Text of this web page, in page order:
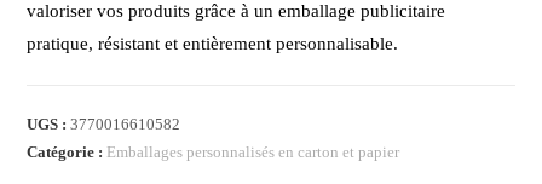
valoriser vos produits grâce à un emballage publicitaire
pratique, résistant et entièrement personnalisable.
UGS :3770016610582
Catégorie : Emballages personnalisés en carton et papier